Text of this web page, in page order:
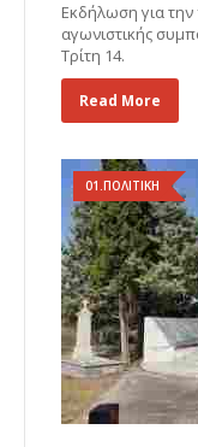
Εκδήλωση για
αγωνιστικής
Τρίτη 14.
Read More
01.ΠΟΛΙΤΙΚΗ